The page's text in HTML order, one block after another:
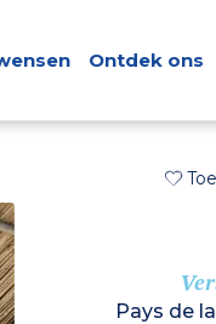
Ontdek ons
Pays de